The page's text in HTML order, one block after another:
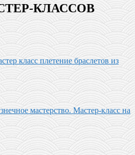
КЛАССОВ
класс плетение браслетов из
мастерство. Мастер-класс на